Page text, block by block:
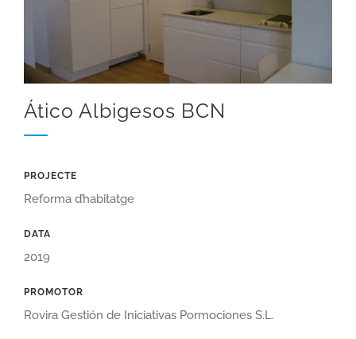
Ático Albigesos BCN
PROJECTE
Reforma d’habitatge
DATA
2019
PROMOTOR
Rovira Gestión de Iniciativas Pormociones S.L.